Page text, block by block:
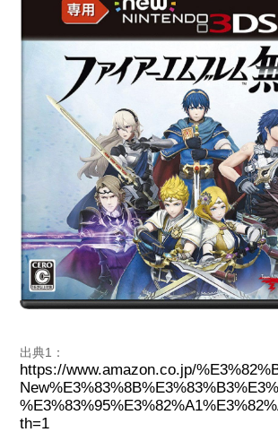
出典1：
https://www.amazon.co.jp/
th=1